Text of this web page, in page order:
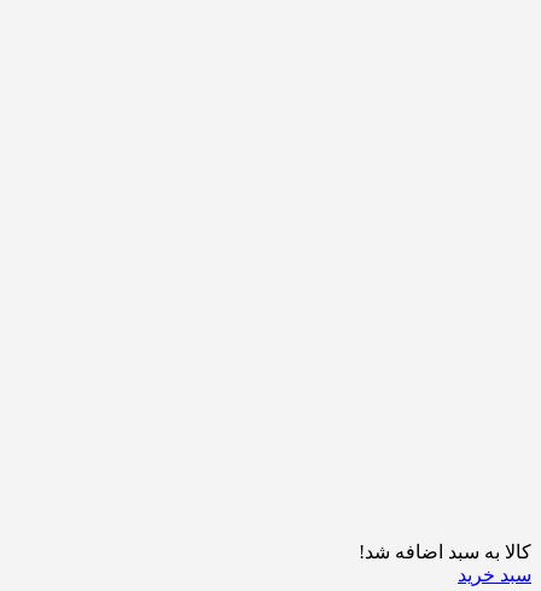
کالا به سبد اضافه شد!
سبد خرید